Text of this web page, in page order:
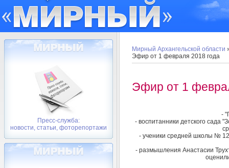
Пресс-служба:
новости, статьи, фоторепортажи
Мирный Архангельской области
Эфир от 1 февраля 2018 года
Эфир от 1
-
- воспитанники детского сада
- ученики средней школы №
- размышления Анастасии